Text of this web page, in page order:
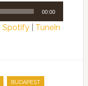
00:00
Spotify| TuneIn
, BUDAPEST ,